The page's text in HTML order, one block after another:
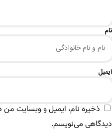
نام
ایمیل
ذخیره نام، ایمیل و وبسایت من
دیدگاهی می‌نویسم.